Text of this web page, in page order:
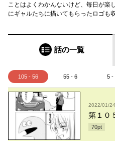
ことはよくわかんないけど、毎日が楽
にギャルたちに描いてもらったロゴも
話の一覧
105 - 56 55 - 6 5 -
2022/01/24
第１０
70pt